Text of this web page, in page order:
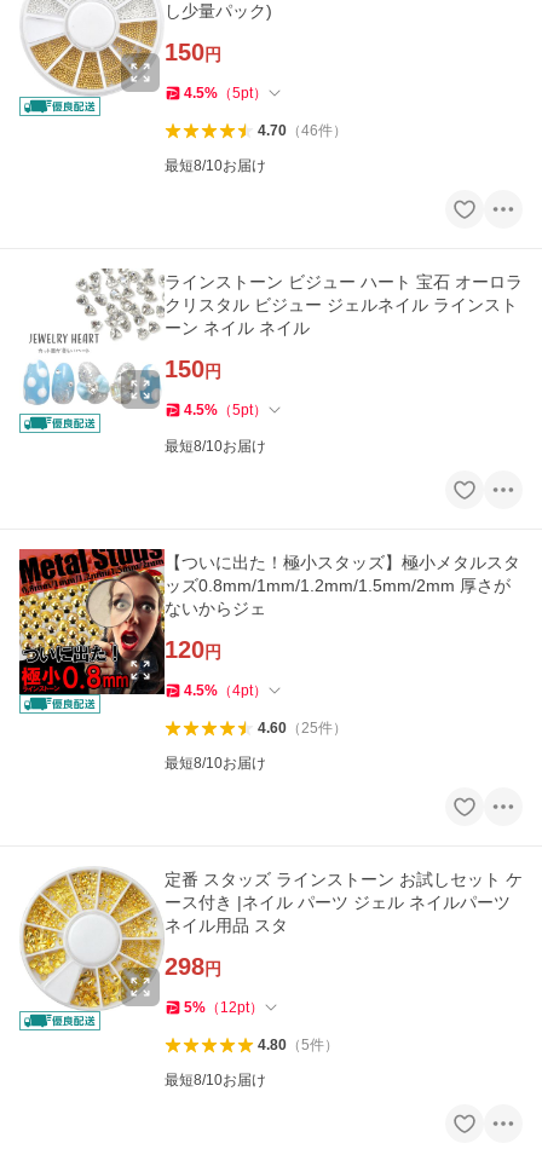
し少量パック)
150円
4.5% （5pt）
4.70（46件）
最短8/10お届け
ラインストーン ビジュー ハート 宝石 オーロラ
クリスタル ビジュー ジェルネイル ラインスト
ーン ネイル ネイル
150円
4.5% （5pt）
最短8/10お届け
【ついに出た！極小スタッズ】極小メタルスタ
ッズ0.8mm/1mm/1.2mm/1.5mm/2mm 厚さが
ないからジェ
120円
4.5% （4pt）
4.60（25件）
最短8/10お届け
定番 スタッズ ラインストーン お試しセット ケ
ース付き |ネイル パーツ ジェル ネイルパーツ
ネイル用品 スタ
298円
5% （ 12pt）
4.80（5件）
最短8/10お届け